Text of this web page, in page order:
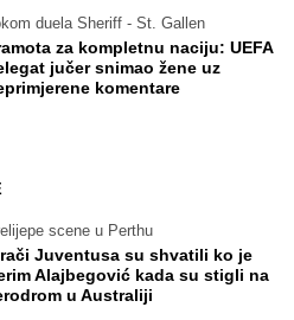
duela Sheriff - St. Gallen
za kompletnu naciju: UEFA
jučer snimao žene uz
komentare
scene u Perthu
Juventusa su shvatili ko je
Alajbegović kada su stigli na
u Australiji